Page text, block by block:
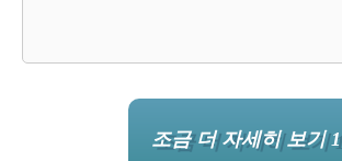
조금 더 자세히 보기 1